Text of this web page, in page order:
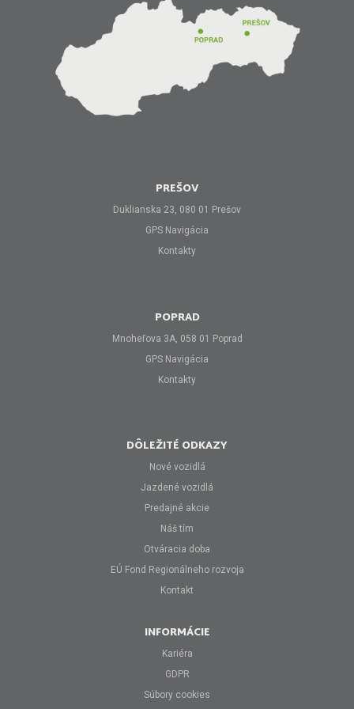
PREŠOV
Duklianska 23, 080 01 Prešov
GPS Navigácia
Kontakty
POPRAD
Mnoheľova 3A, 058 01 Poprad
GPS Navigácia
Kontakty
DÔLEŽITÉ ODKAZY
Nové vozidlá
Jazdené vozidlá
Predajné akcie
Náš tím
Otváracia doba
EÚ Fond Regionálneho rozvoja
Kontakt
INFORMÁCIE
Kariéra
GDPR
Súbory cookies